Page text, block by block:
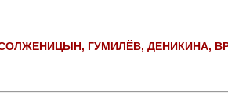
ГУМИЛЁВ, ДЕНИКИНА,